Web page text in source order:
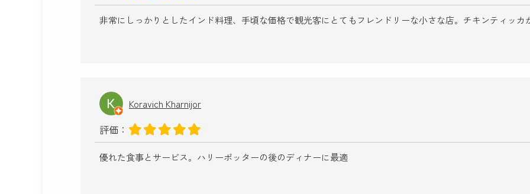
非常にしっかりとしたインド料理、手頃な価格で観光客にとてもフレンドリーな小さな店。チキンティッカ
Koravich Kharnijor
評価：
優れた食事とサービス。ハリーポッターの後のディナーに最適